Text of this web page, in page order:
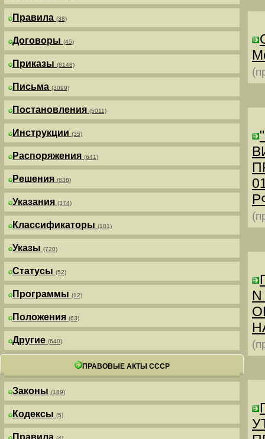
Правила (38)
Договоры (45)
Приказы (8148)
Письма (3099)
Постановления (5011)
Инструкции (35)
Распоряжения (641)
Решения (838)
Указания (374)
Классификаторы (181)
Указы (720)
Статусы (52)
Программы (12)
Положения (63)
Другие (640)
ПРАВОВЫЕ АКТЫ СССР
Законы (189)
Кодексы (5)
Правила